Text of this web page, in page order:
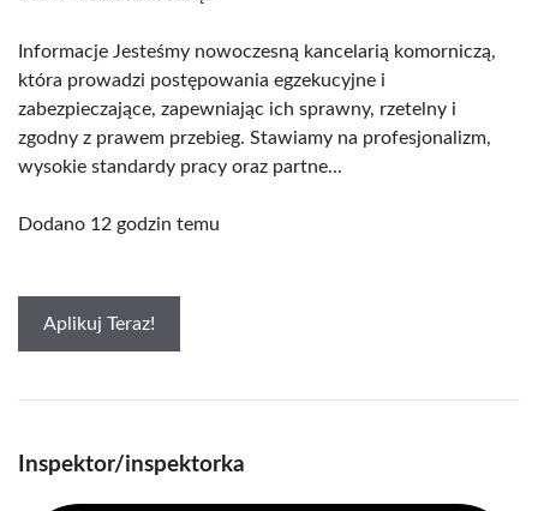
Informacje Jesteśmy nowoczesną kancelarią komorniczą,
która prowadzi postępowania egzekucyjne i
zabezpieczające, zapewniając ich sprawny, rzetelny i
zgodny z prawem przebieg. Stawiamy na profesjonalizm,
wysokie standardy pracy oraz partne...
Dodano 12 godzin temu
Aplikuj Teraz!
Inspektor/inspektorka